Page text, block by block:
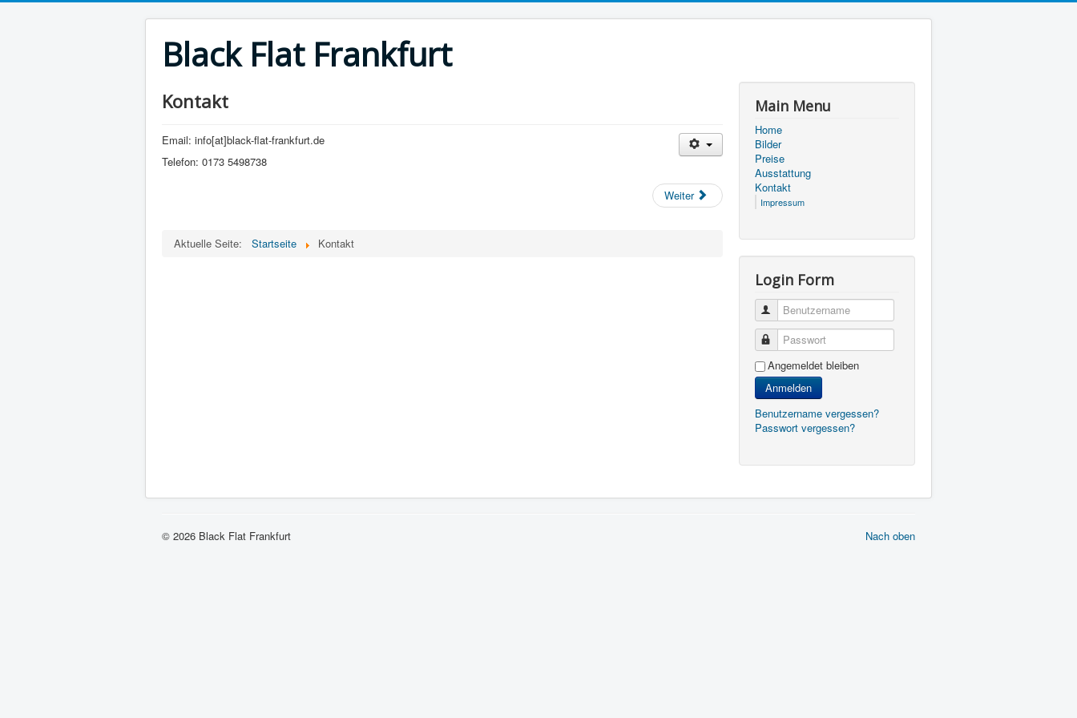
Black Flat Frankfurt
Kontakt
Email: info[at]black-flat-frankfurt.de
Telefon: 0173 5498738
Weiter
Aktuelle Seite: Startseite Kontakt
Main Menu
Home
Bilder
Preise
Ausstattung
Kontakt
Impressum
Login Form
Benutzername
Passwort
Angemeldet bleiben
Anmelden
Benutzername vergessen?
Passwort vergessen?
Nach oben
© 2026 Black Flat Frankfurt